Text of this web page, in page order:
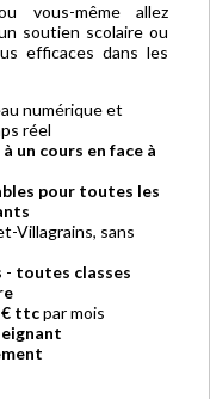
vous-même allez
soutien scolaire ou
efficaces dans les
numérique et
réel
un cours en face à
pour toutes les
Villagrains, sans
- toutes classes
€ ttcpar mois